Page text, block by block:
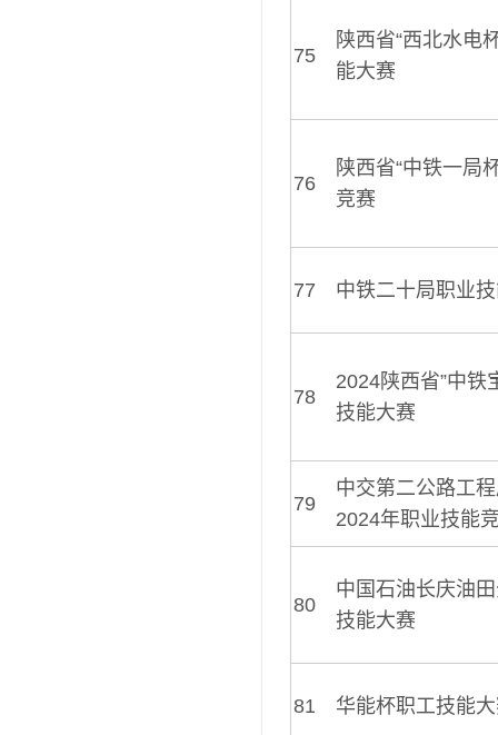
75
陕西省“西北水电
能大赛
76
陕西省“中铁一局
竞赛
77 中铁二十局职业
78
2024陕西省”中铁
技能大赛
79
中交第二公路工
2024年职业技能
80
中国石油长庆油
技能大赛
81 华能杯职工技能